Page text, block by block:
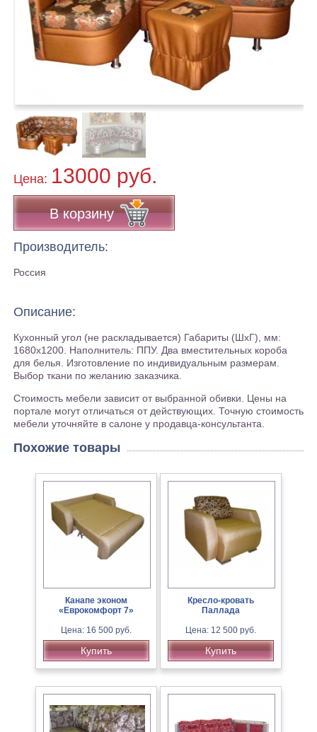
Цена: 13000 руб.
В корзину
Производитель:
Россия
Описание:
Кухонный угол (не раскладывается) Габариты (ШхГ), мм:
1680х1200. Наполнитель: ППУ. Два вместительных короба
для белья. Изготовление по индивидуальным размерам.
Выбор ткани по желанию заказчика.
Стоимость мебели зависит от выбранной обивки. Цены на
портале могут отличаться от действующих. Точную стоимость
мебели уточняйте в салоне у продавца-консультанта.
Похожие товары
Канапе эконом
«Еврокомфорт 7»
Цена: 16 500 руб.
Купить
Кресло-кровать
Паллада
Цена: 12 500 руб.
Купить